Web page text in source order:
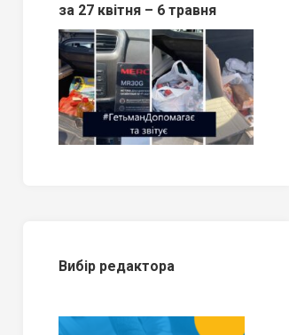
за 27 квітня – 6 травня
Вибір редактора